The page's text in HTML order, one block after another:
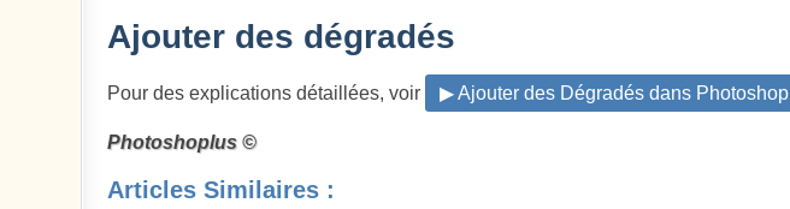
Ajouter des dégradés
Pour des explications détaillées, voir ▶ Ajouter des Dégradés dans Photoshop
Photoshoplus ©
Articles Similaires :